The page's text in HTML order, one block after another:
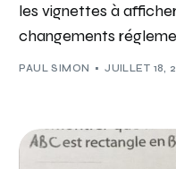
les vignettes à
changements
PAUL SIMON JUILLET 18,